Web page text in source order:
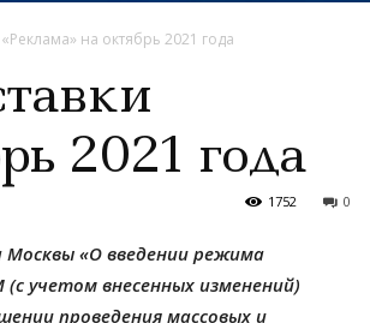
на октябрь 2021 года
2021 года
0
1752
«О введении режима
учетом внесенных изменений)
проведения массовых и